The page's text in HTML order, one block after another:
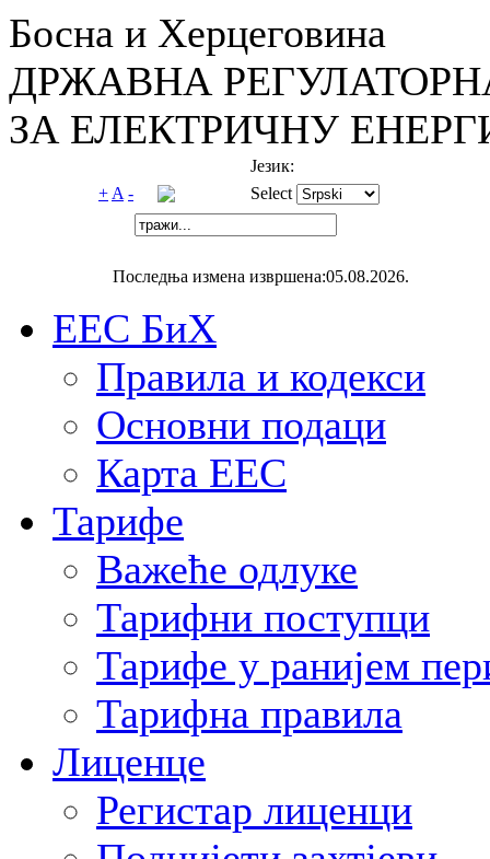
Босна и Херцеговина
ДРЖАВНА
ЗА ЕЛЕКТРИЧНУ
Језик:
+ A - Select
Последња измена извршена:05.08.2026.
ЕЕС БиХ
Правила и кодекси
Основни подаци
Карта ЕЕС
Тарифе
Важеће одлуке
Тарифни поступци
Тарифе у ранијем
Тарифна правила
Лиценце
Регистар лиценци